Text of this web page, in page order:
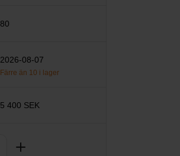
80
2026-08-07
Färre än 10 i lager
5 400 SEK